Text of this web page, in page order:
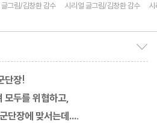
그림/김창환 감수 시리얼 글그림/김창환 감수
단장!
모두를 위협하고,
단장에 맞서는데….